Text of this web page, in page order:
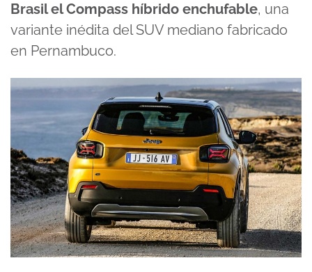
Brasil el Compass híbrido enchufable, una
variante inédita del SUV mediano fabricado
en Pernambuco.